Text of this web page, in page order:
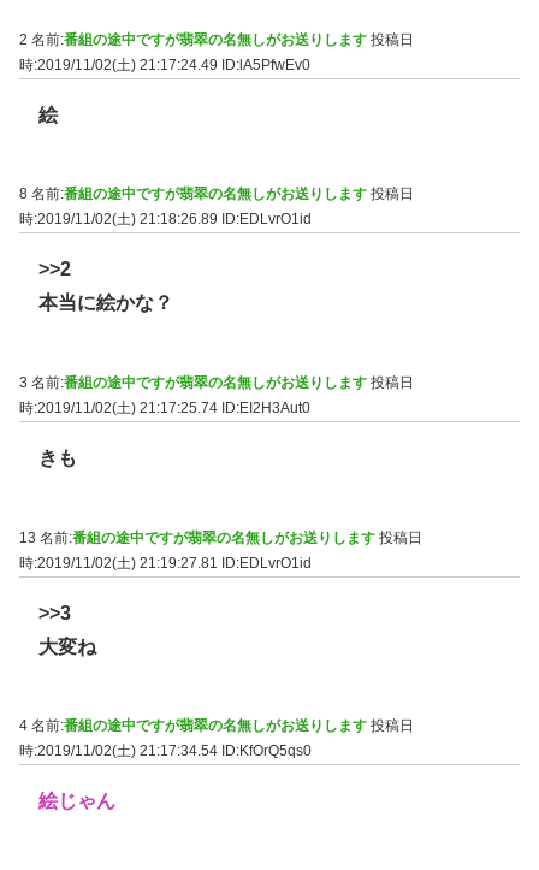
2 名前:番組の途中ですが翡翠の名無しがお送りします 投稿日
時:2019/11/02(土) 21:17:24.49 ID:lA5PfwEv0
絵
8 名前:番組の途中ですが翡翠の名無しがお送りします 投稿日
時:2019/11/02(土) 21:18:26.89
ID:EDLvrO1id
>>2
本当に絵かな？
3 名前:番組の途中ですが翡翠の名無しがお送りします 投稿日
時:2019/11/02(土) 21:17:25.74 ID:EI2H3Aut0
きも
13 名前:番組の途中ですが翡翠の名無しがお送りします 投稿日
時:2019/11/02(土) 21:19:27.81 ID:EDLvrO1id
>>3
大変ね
4 名前:番組の途中ですが翡翠の名無しがお送りします 投稿日
時:2019/11/02(土) 21:17:34.54 ID:KfOrQ5qs0
絵じゃん